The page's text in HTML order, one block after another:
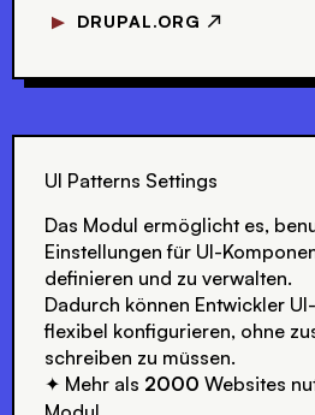
▼ DRUPAL.ORG ↗
UI Patterns Settings
Das Modul ermöglicht es,
Einstellungen für UI-
definieren und zu verwalten.
Dadurch können Entwickler
flexibel konfigurieren, ohne
schreiben zu müssen.
✦ Mehr als 2000 Websites